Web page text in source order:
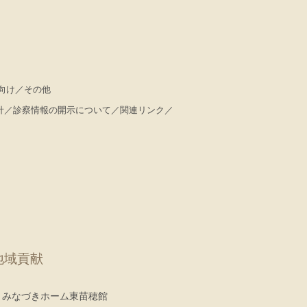
け
その他
診察情報の開示について
関連リンク
域貢献
みなづきホーム東苗穂館